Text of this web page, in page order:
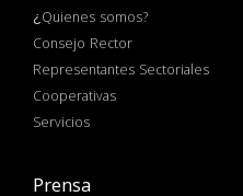
¿Quienes somos?
Consejo Rector
Representantes Sectoriales
Cooperativas
Servicios
Prensa